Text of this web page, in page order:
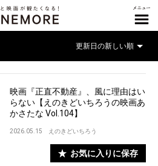
映画『正直不動産』、風に理由はい
らない【えのきどいちろうの映画あ
かさたな Vol.104】
2026.05.15 えのきどいちろう
お気に入りに保存